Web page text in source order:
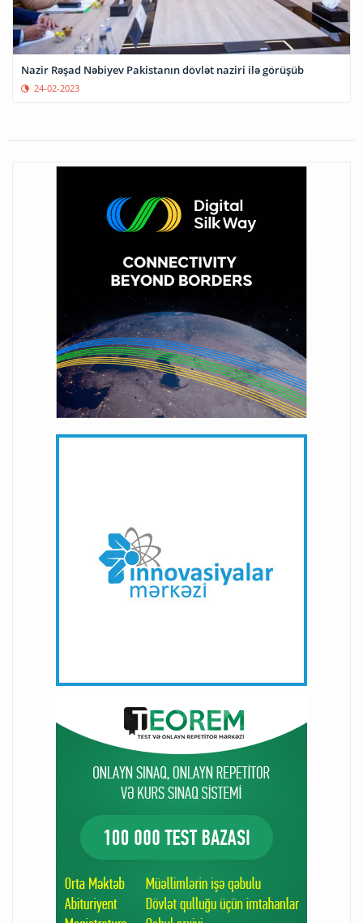
Nazir Rəşad Nəbiyev Pakistanın dövlət naziri ilə görüşüb
24-02-2023